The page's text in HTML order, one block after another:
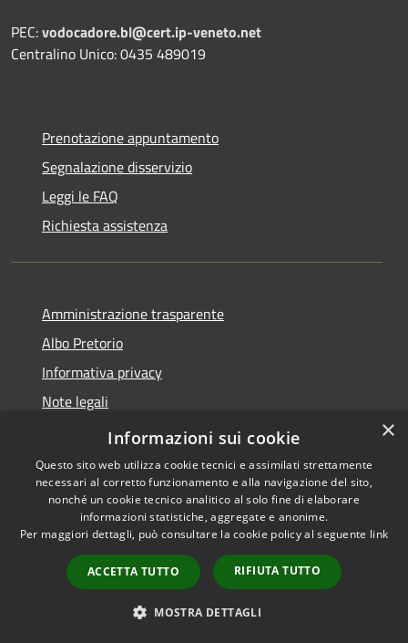
PEC:vodocadore.bl@cert.ip-veneto.net
Centralino Unico: 0435 489019
Prenotazione appuntamento
Segnalazione disservizio
Leggi le FAQ
Richiesta assistenza
Amministrazione trasparente
Albo Pretorio
Informativa privacy
Note legali
Dichiarazione di accessibilità
Accessibilità
Copyright © 2026 • Comune di
Vodo di Cadore • Powered by
Municipium•
Accesso
redazione
×
Informazioni sui cookie
Questo sito web utilizza cookie tecnici e assimilati strettamente
necessari al corretto funzionamento e alla navigazione del sito,
nonché un cookie tecnico analitico al solo fine di elaborare
informazioni statistiche, aggregate e anonime.
Per maggiori dettagli, può consultare la cookie policy al seguente link
ACCETTA TUTTO RIFIUTA TUTTO
MOSTRA DETTAGLI